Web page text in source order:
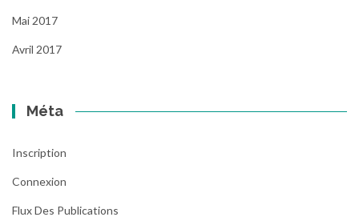
Mai 2017
Avril 2017
Méta
Inscription
Connexion
Flux Des Publications